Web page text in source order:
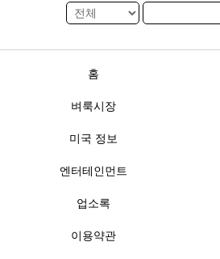
홈
벼룩시장
미국 정보
엔터테인먼트
업소록
이용약관